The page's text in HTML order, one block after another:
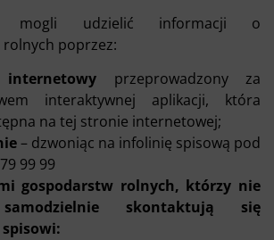
mogli udzielić informacji o
poprzez:
internetowy przeprowadzony za
interaktywnej aplikacji, która
na tej stronie internetowej;
– dzwoniąc na infolinię spisową pod
99 99
gospodarstw rolnych, którzy nie
skontaktują się